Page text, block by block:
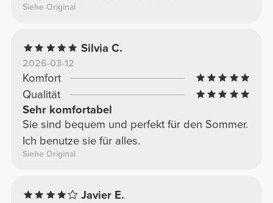
Siehe Original
Silvia C.
2026-03-12
Komfort
Qualität
Sehr komfortabel
Sie sind bequem und perfekt für den Sommer.
Ich benutze sie für alles.
Siehe Original
Javier E.